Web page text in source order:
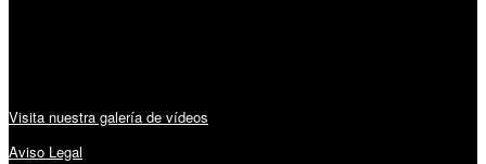
Visita nuestra galería de vídeos
Aviso Legal